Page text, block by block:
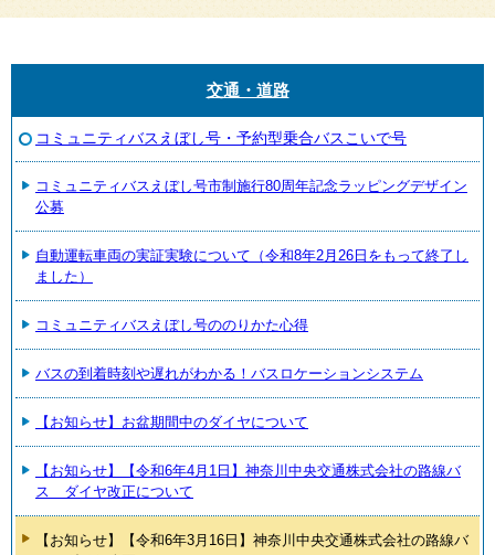
交通・道路
コミュニティバスえぼし号・予約型乗合バスこいで号
コミュニティバスえぼし号市制施行80周年記念ラッピングデザイン
公募
自動運転車両の実証実験について（令和8年2月26日をもって終了し
ました）
コミュニティバスえぼし号ののりかた心得
バスの到着時刻や遅れがわかる！バスロケーションシステム
【お知らせ】お盆期間中のダイヤについて
【お知らせ】【令和6年4月1日】神奈川中央交通株式会社の路線バ
ス ダイヤ改正について
【お知らせ】【令和6年3月16日】神奈川中央交通株式会社の路線バ